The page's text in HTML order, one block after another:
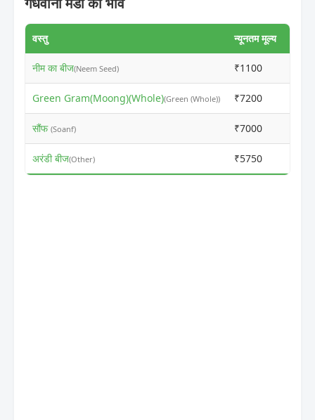
वस्तु न्यूनतम मूल्य
नीम का बीज(Neem Seed) ₹1100
Green Gram(Moong)(Whole)(Green (Whole)) ₹7200
सौंफ (Soanf) ₹7000
अरंडी बीज(Other) ₹5750